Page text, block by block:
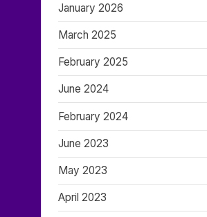
January 2026
March 2025
February 2025
June 2024
February 2024
June 2023
May 2023
April 2023